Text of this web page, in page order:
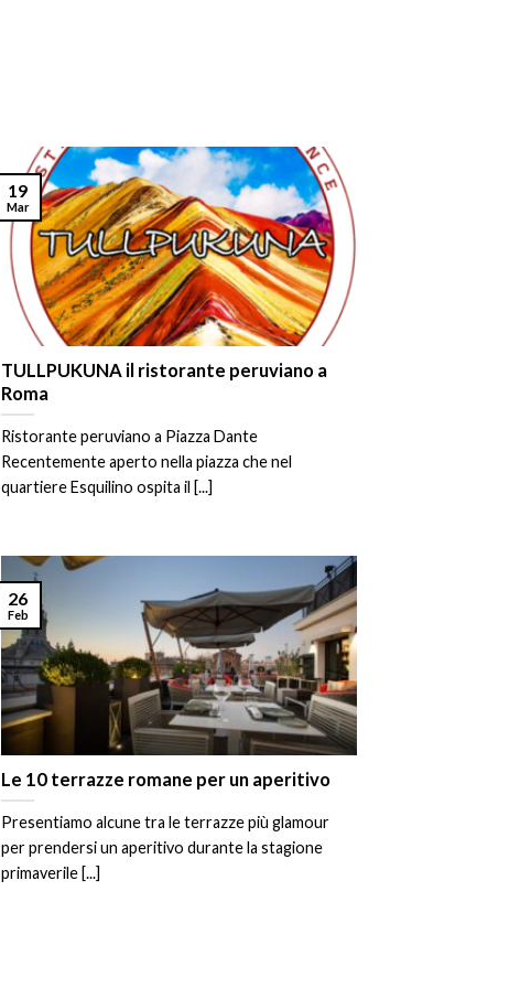
TULLPUKUNA il ristorante peruviano a
Roma
Ristorante peruviano a Piazza Dante
Recentemente aperto nella piazza che nel
quartiere Esquilino ospita il [...]
19
Mar
Le 10 terrazze romane per un aperitivo
Presentiamo alcune tra le terrazze più glamour
per prendersi un aperitivo durante la stagione
primaverile [...]
26
Feb